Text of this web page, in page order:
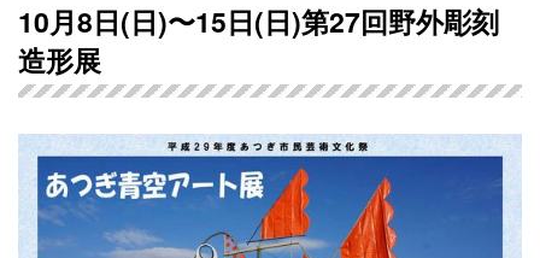
10月8日(日)〜15日(日)第27回野外彫刻
造形展